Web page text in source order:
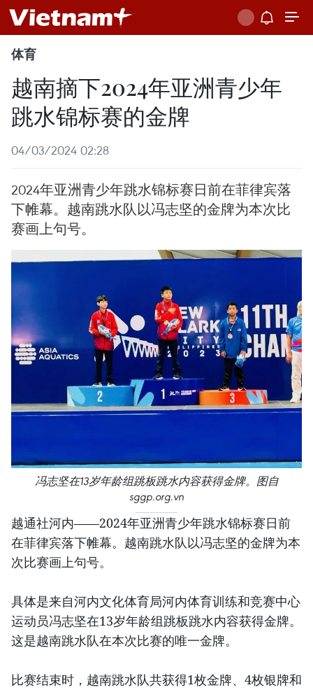
体育
越南摘下2024年亚洲青少年
跳水锦标赛的金牌
04/03/2024 02:28
2024年亚洲青少年跳水锦标赛日前在菲律宾落
下帷幕。越南跳水队以冯志坚的金牌为本次比
赛画上句号。
冯志坚在13岁年龄组跳板跳水内容获得金牌。图自
sggp.org.vn
越通社河内——2024年亚洲青少年跳水锦标赛日前
在菲律宾落下帷幕。越南跳水队以冯志坚的金牌为本
次比赛画上句号。
具体是来自河内文化体育局河内体育训练和竞赛中心
运动员冯志坚在13岁年龄组跳板跳水内容获得金牌。
这是越南跳水队在本次比赛的唯一金牌。
比赛结束时，越南跳水队共获得1枚金牌、4枚银牌和